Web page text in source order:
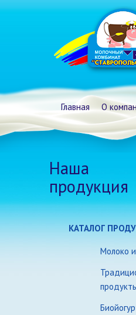
Главная О
Наша
продукция
КАТАЛОГ
Молоко